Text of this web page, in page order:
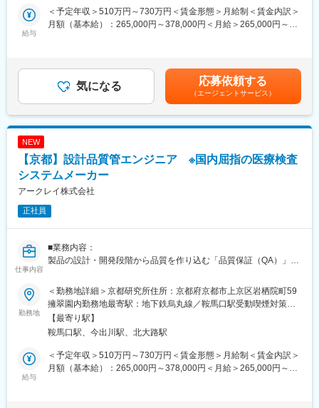
■拠点の支援体制
支援員は、主に担当の訓練生に対しての上記業務を行い、職業訓
練講師は主に60代以上で過去にマネジメント経験がございます。
模擬職場の中の上司役として指導にあたります
■当社について：
に合わせた多角的な事業展開で、子どもから大人まで幅広いライ
フステージの方を応援し続けています。
一人一人の凸凹を科学的に分析・対策をし発達障害の支援をベー
スとしたアプローチをとり、これまでに2000名以上の就労支援実
績があります。
＜具体的な業務内容＞
・電子部品（IC）の構成や製品の仕様を理解
・要求仕様に沿ったコーディング
・量産に向けての動きのサポート
└移管先で製造ができるように製造設備の設定や準備を工場部門
の方と行い、そちらからの問い合わせなどにもご対応いただきま
◎一つの製品に対して、組み込みソフトエンジニアが2・3名で対
応します。
◎特に自己血糖測定器（SMBG）などは小型の医療機器となりま
すので、いかに小さいICでユーザーが使いやすい装置にしていく
必要となります。
・他の分野のメンバーとチームで製品開発をしているため、製品
全体をみることができるのが醍醐味です。
・今回の製品は当社で最も売り上げの大きい分野の商品開発であ
り、海外（韓国）の開発拠点とも共同で開発しています。成形や
製造も海外（フィリピンなど）で語学も活かしていただくことが
可能です。
給与
＜予定年収＞510万円～730万円＜賃金形態＞月給制＜賃金内訳＞
月額（基本給）：265,000円～378,000円＜月給＞265,000円～
の負担は御座います。実費負担となります。礼金が15万（単
身）、25万（家族帯同）、仲介手数料家賃1ヶ月分も会社負担と
なります。賃金はあくまでも目安の金額であり、選考を通じて上
下する可能性があります。月給(月額)は固定手当を含めた表記で
す。
気になる 応募依頼する
（エージェントサービス）
NEW
【京都】設計品質管エンジニア ※国内屈指の医療検査
システムメーカー
アークレイ株式会社
正社員
仕事内容
■業務内容：
製品の設計・開発段階から品質を作り込む「品質保証（QA）」の
アークレイで開発している自社装置・試薬について、ISO13485を
はじめとする規格要求に適合した設計・開発が行われているか
を、QMSの観点から管理・保証することが本ポジションのミッシ
ョンです。
具体的には、自社で定めている品質マネジメントシステム
（QMS）に基づき、設計品質（Design Control）を中心とした以
下の業務を担当いただきます。
＜具体的な業務内容＞
勤務地
＜勤務地詳細＞京都研究所住所：京都府京都市上京区岩栖院町59
擁翠園内勤務地最寄駅：地下鉄烏丸線／鞍馬口駅受動喫煙対策：
屋内全面禁煙変更の範囲：会社の定める事業所
【最寄り駅】
鞍馬口駅、今出川駅、北大路駅
給与
＜予定年収＞510万円～730万円＜賃金形態＞月給制＜賃金内訳＞
月額（基本給）：265,000円～378,000円＜月給＞265,000円～